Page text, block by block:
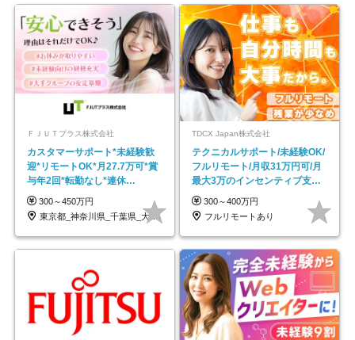
ＦＪＵＴプラス株式会社
カスタマーサポート*未経験歓
迎*リモートOK*月27.7万可*賞
与年2回*転勤なし*連休
OK/ZE010232
300～450万円
東京都_神奈川県_千葉県_大阪府_愛知県…
TDCX Japan株式会社
テクニカルサポート/未経験OK/
フルリモート/月収31万円可/月
最大3万のインセンティブ支給/
平均年齢33歳
300～400万円
フルリモートあり